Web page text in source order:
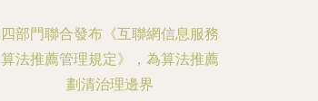
四部門聯合發布《互聯網信息服務
算法推薦管理規定》，為算法推薦
劃清治理邊界